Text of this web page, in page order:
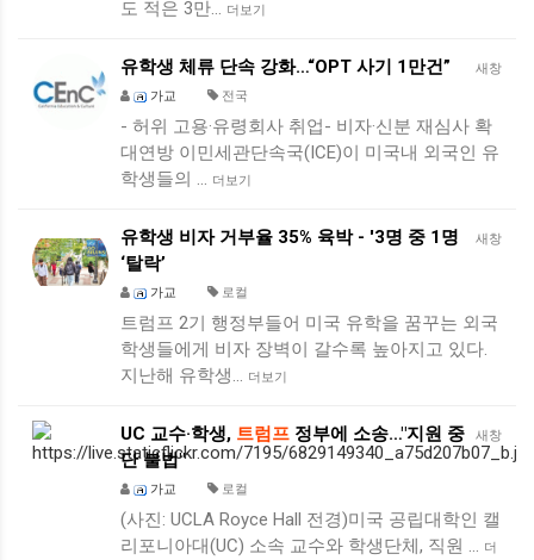
도 적은 3만… 더보기
새창
유학생 체류 단속 강화…“OPT 사기 1만건”
가교 전국
- 허위 고용·유령회사 취업- 비자·신분 재심사 확
대연방 이민세관단속국(ICE)이 미국내 외국인 유
학생들의 … 더보기
새창
유학생 비자 거부율 35% 육박 - '3명 중 1명
‘탈락’
가교 로컬
트럼프 2기 행정부들어 미국 유학을 꿈꾸는 외국
학생들에게 비자 장벽이 갈수록 높아지고 있다.
지난해 유학생… 더보기
새창
UC 교수·학생, 트럼프 정부에 소송…"지원 중
단 불법"
가교 로컬
(사진: UCLA Royce Hall 전경)미국 공립대학인 캘
리포니아대(UC) 소속 교수와 학생단체, 직원 … 더